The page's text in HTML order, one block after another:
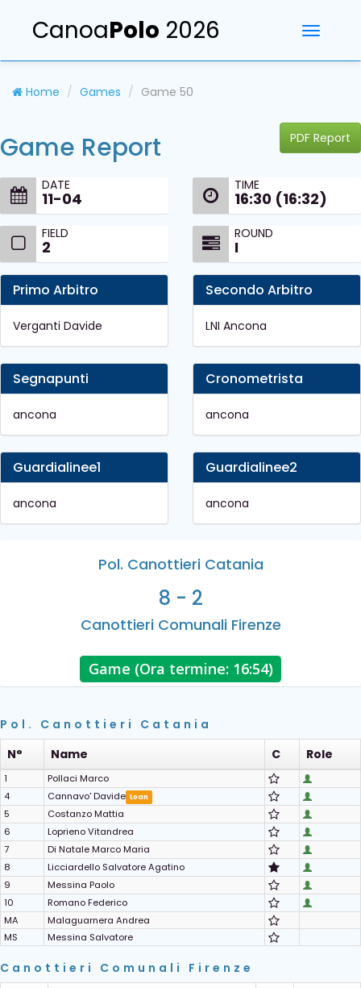
Toggle
CanoaPolo 2026
Home Games Game 50
PDF Report
Game Report
DATE
11-04
TIME
16:30 (16:32)
FIELD
2
ROUND
I
Primo Arbitro
Verganti Davide
Secondo Arbitro
LNI Ancona
Segnapunti
ancona
Cronometrista
ancona
Guardialinee1
ancona
Guardialinee2
ancona
Pol. Canottieri Catania
8 - 2
Canottieri Comunali Firenze
Game (Ora termine: 16:54)
Pol. Canottieri Catania
N°
Name C Role
1
Pollaci Marco
4
Cannavo' Davide Loan
5
Costanzo Mattia
6
Loprieno Vitandrea
7
Di Natale Marco Maria
8
Licciardello Salvatore Agatino
9
Messina Paolo
10
Romano Federico
MA
Malaguarnera Andrea
MS
Messina Salvatore
Canottieri Comunali Firenze